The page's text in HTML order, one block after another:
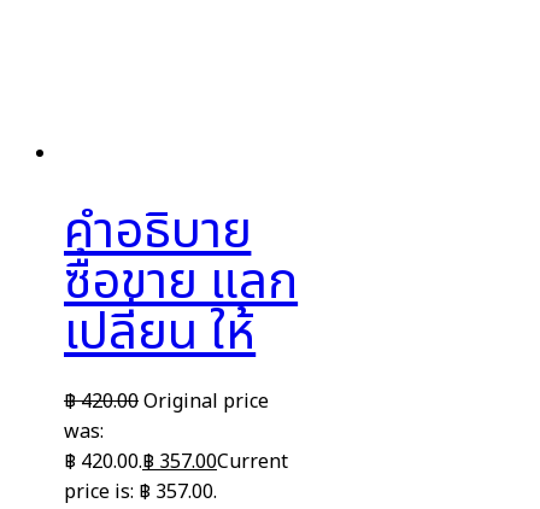
คำอธิบาย
ซื้อขาย แลก
เปลี่ยน ให้
฿420.00Original price
was:
฿ 420.00.฿357.00Current
price is: ฿ 357.00.